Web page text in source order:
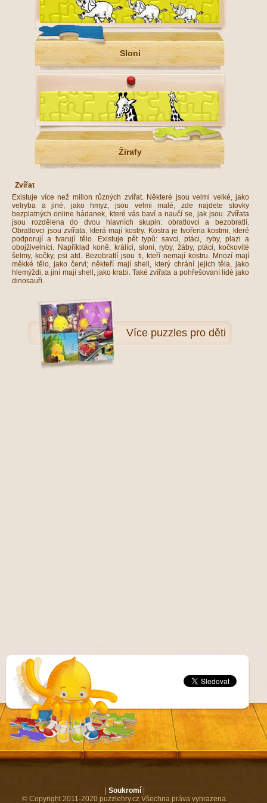
Sloni
Žirafy
Zvířat
Existuje více než milion různých zvířat. Některé jsou velmi velké, jako
velryba a jiné, jako hmyz, jsou velmi malé, zde najdete stovky
bezplatných online hádanek, které vás baví a naučí se, jak jsou. Zvířata
jsou rozdělena do dvou hlavních skupin: obratlovci a bezobratlí.
Obratlovci jsou zvířata, která mají kostry. Kostra je tvořena kostmi, které
podporují a tvarují tělo. Existuje pět typů: savci, ptáci, ryby, plazi a
obojživelníci. Například koně, králíci, sloni, ryby, žáby, ptáci, kočkovité
šelmy, kočky, psi atd. Bezobratlí jsou ti, kteří nemají kostru. Mnozí mají
měkké tělo, jako červi; někteří mají shell, který chrání jejich těla, jako
hlemýždi, a jiní mají shell, jako krabi. Také zvířata a pohřešovaní lidé jako
dinosauři.
Více puzzles pro děti
Soukromí|
© Copyright 2011-2020 puzzlehry.cz Všechna práva vyhrazena.